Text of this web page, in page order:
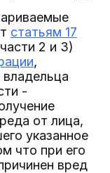
статьям 17
2 и 3)
,
-
от лица,
указанное
что при его
вред